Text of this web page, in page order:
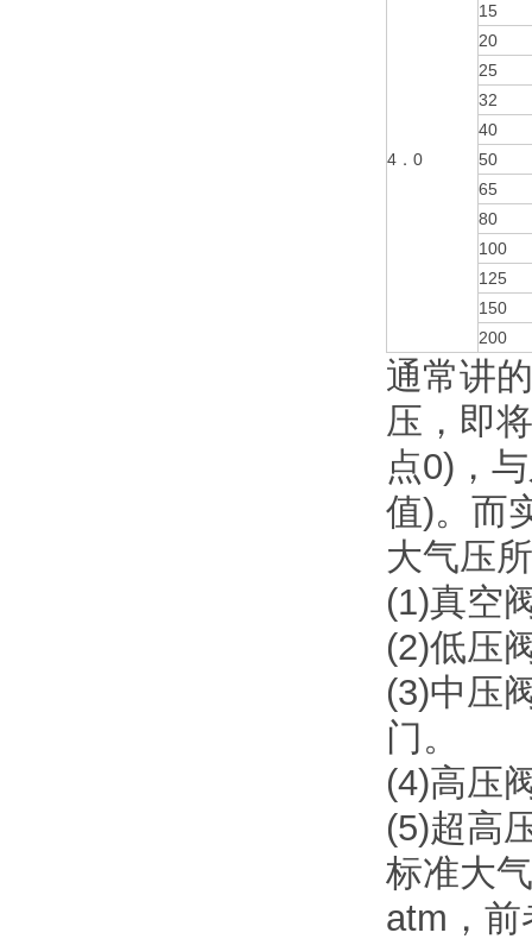
4．0
15
20
25
32
40
50
65
80
100
125
150
200
通常讲
压，即
点0)，
值)。而
大气压
(1)真空
(2)低压
(3)中压
门。
(4)高压
(5)超高
标准大
atm，